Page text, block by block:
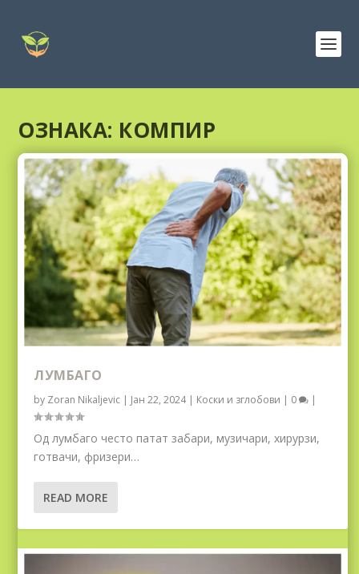
ОЗНАКА: КОМПИР
ЛУМБАГО
by Zoran Nikaljevic | Јан 22, 2024| Коски и зглобови | 0 |
Од лумбаго често патат забари, музичари, хирурзи,
готвачи, фризери…
READ MORE